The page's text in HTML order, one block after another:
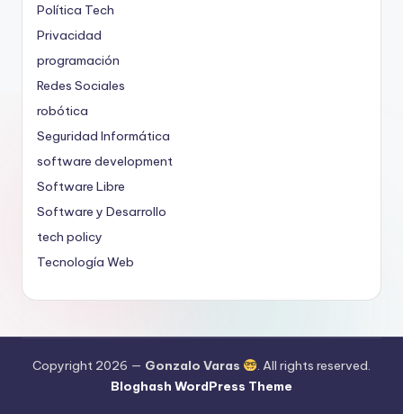
Política Tech
Privacidad
programación
Redes Sociales
robótica
Seguridad Informática
software development
Software Libre
Software y Desarrollo
tech policy
Tecnología Web
Copyright 2026 — Gonzalo Varas
. All rights reserved.
Bloghash WordPress Theme